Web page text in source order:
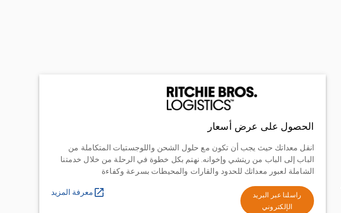
الحصول على عرض أسعار
انقل معداتك حيث يجب أن تكون مع حلول الشحن واللوجستيات المتكاملة من
الباب إلى الباب من ريتشي وإخوانه. نهتم بكل خطوة في الرحلة من خلال خدمتنا
الشاملة لعبور معداتك للحدود والقارات والمحيطات بسرعة وكفاءة
راسلنا عبر البريد
الإلكتروني
معرفة المزيد